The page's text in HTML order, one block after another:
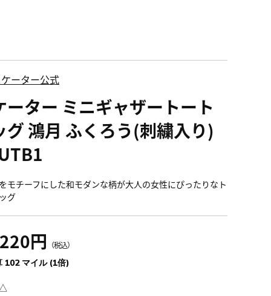
ーター公式
ーター ミニギャザートート
グ 鴻月 ふくろう(刺繍入り)
モチーフにした和モダンな柄が大人の女性にぴったりなト
グ
円 （税込）
102 マイル (1倍)